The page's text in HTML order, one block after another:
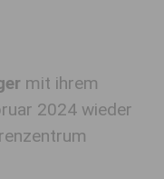
mit ihrem
2024 wieder